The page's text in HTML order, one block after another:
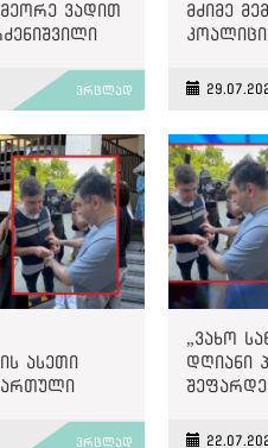
ვადით
ვრცლად
მძიმე
ასეთი
- ქარტია
ვრცლად
„ვახო
დღიანი